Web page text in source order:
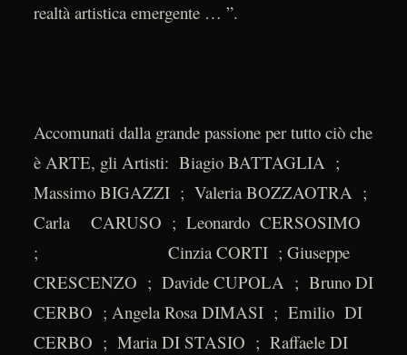
realtà artistica emergente … ”.
Accomunati dalla grande passione per tutto ciò che
è ARTE, gli Artisti: Biagio BATTAGLIA ;
Massimo BIGAZZI ; Valeria BOZZAOTRA ;
Carla CARUSO ; Leonardo CERSOSIMO
; Cinzia CORTI ; Giuseppe
CRESCENZO ; Davide CUPOLA ; Bruno DI
CERBO ; Angela Rosa DIMASI ; Emilio DI
CERBO ; Maria DI STASIO ; Raffaele DI